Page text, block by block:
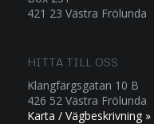
421 23 Västra Frölunda
HITTA TILL OSS
Klangfärgsgatan 10 B
426 52 Västra Frölunda
Karta / Vägbeskrivning »